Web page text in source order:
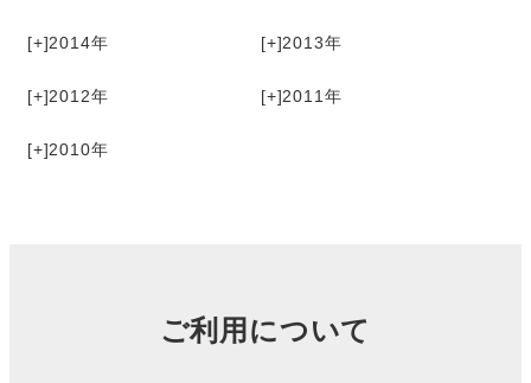
[+]2014 [+]2013
[+]2012 [+]2011
[+]2010
ご利用について